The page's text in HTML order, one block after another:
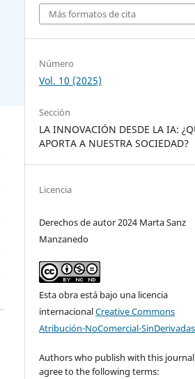
Más formatos de cita
Número
Vol. 10 (2025)
Sección
LA INNOVACIÓN DESDE LA IA:
APORTA A NUESTRA SOCIEDAD?
Licencia
Derechos de autor 2024 Marta Sanz
Manzanedo
Esta obra está bajo una licencia
internacionalCreative Commons
Atribución-NoComercial-
Authors who publish with this journal
agree to the following terms: